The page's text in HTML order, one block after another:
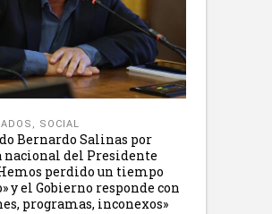
, SOCIAL
Bernardo Salinas por
nacional del Presidente
perdido un tiempo
y el Gobierno responde con
programas, inconexos»